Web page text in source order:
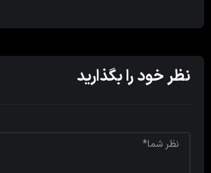
نظر خود را بگذارید